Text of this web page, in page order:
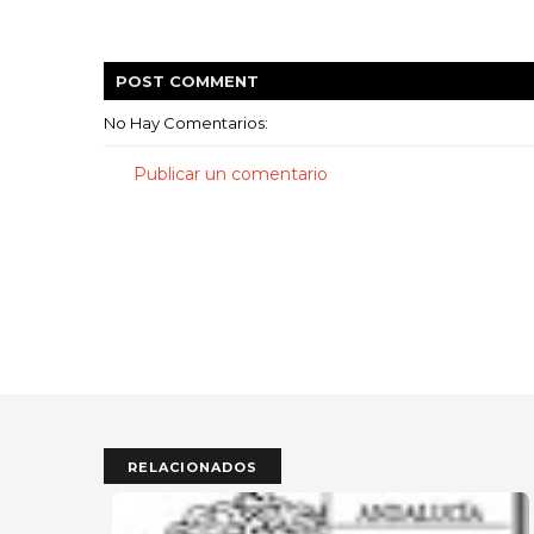
POST COMMENT
No Hay Comentarios:
Publicar un comentario
RELACIONADOS